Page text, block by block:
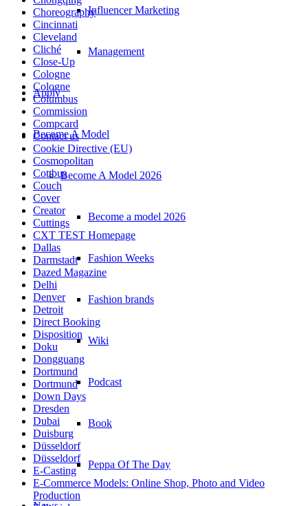
Influencer Marketing
Management
Apply
Become A Model
Become A Model 2026
Become a model 2026
Fashion Weeks
Fashion brands
Wiki
Podcast
Book
Peppa Of The Day
Choreography
Cincinnati
Cleveland
Cliché
Close-Up
Cologne
Cologne
Columbus
Commission
Compcard
Contact us
Cookie Directive (EU)
Cosmopolitan
Cottbus
Couch
Cover
Creator
Cuttings
CXT TEST Homepage
Dallas
Darmstadt
Dazed Magazine
Delhi
Denver
Detroit
Direct Booking
Disposition
Doku
Dongguang
Dortmund
Dortmund
Down Days
Dresden
Dubai
Duisburg
Düsseldorf
Düsseldorf
E-Casting
E-Commerce Models: Online Shop, Photo and Video
Production